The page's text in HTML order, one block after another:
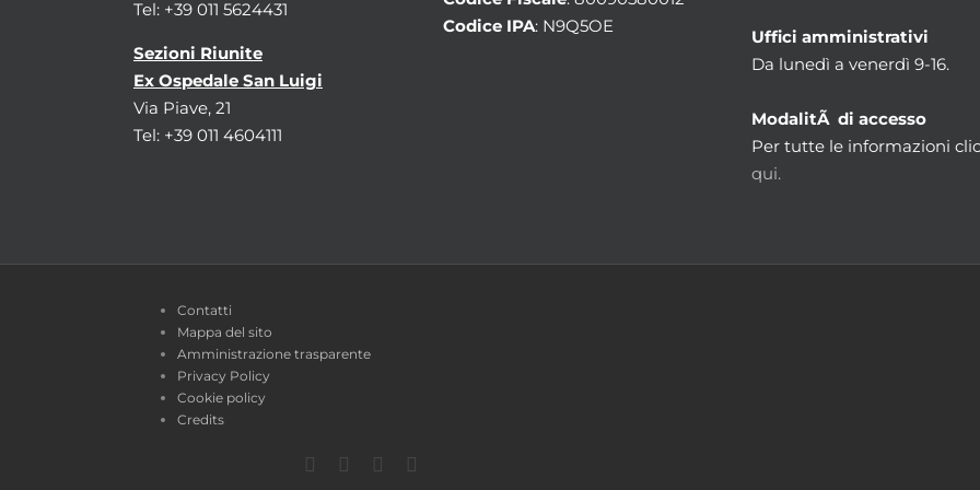
Tel: +39 011 5624431
Sezioni Riunite
Ex Ospedale San Luigi
Via Piave, 21
Tel: +39 011 4604111
Codice IPA: N9Q5OE
Uffici amministrativi
Da lunedì a venerdì 9-16.
ModalitÃ di accesso
Per tutte le informazioni
qui.
Contatti
Mappa del sito
Amministrazione trasparente
Privacy Policy
Cookie policy
Credits
Facebook
TwitterYouTube